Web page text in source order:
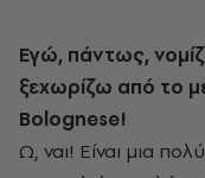
Εγώ, πάντως, νομίζω ότι έχω διαλέξει ποιο πιάτο
ξεχωρίζω από το
Bolognese!
Ω, ναι! Είναι μια